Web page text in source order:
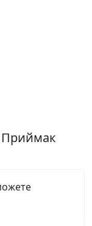
Приймак